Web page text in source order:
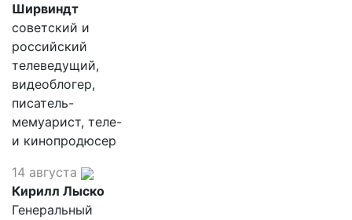
Ширвиндт
советский и
российский
телеведущий,
видеоблогер,
писатель-
мемуарист, теле-
и кинопродюсер
14 августа
Кирилл Лыско
Генеральный